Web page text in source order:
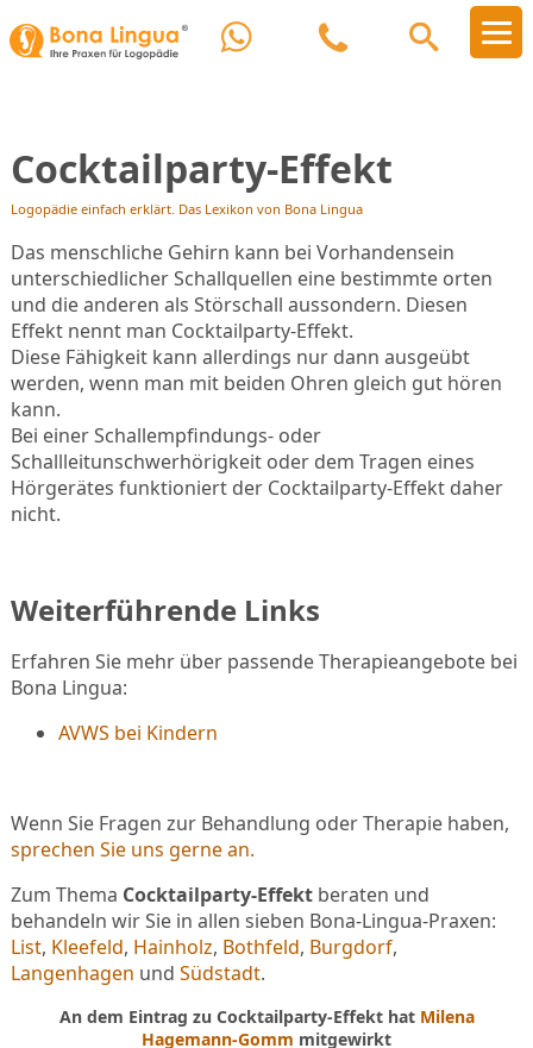
Cocktailparty-Effekt
Logopädie einfach erklärt. Das Lexikon von Bona Lingua
Das menschliche Gehirn kann bei Vorhandensein
unterschiedlicher Schallquellen eine bestimmte orten
und die anderen als Störschall aussondern. Diesen
Effekt nennt man Cocktailparty-Effekt.
Diese Fähigkeit kann allerdings nur dann ausgeübt
werden, wenn man mit beiden Ohren gleich gut hören
kann.
Bei einer Schallempfindungs- oder
Schallleitunschwerhörigkeit oder dem Tragen eines
Hörgerätes funktioniert der Cocktailparty-Effekt daher
nicht.
Weiterführende Links
Erfahren Sie mehr über passende Therapieangebote bei
Bona Lingua:
AVWS bei Kindern
Wenn Sie Fragen zur Behandlung oder Therapie haben,
sprechen Sie uns gerne an.
Zum Thema Cocktailparty-Effektberaten und
behandeln wir Sie in allen sieben Bona-Lingua-Praxen:
List, Kleefeld, Hainholz, Bothfeld, Burgdorf,
Langenhagen und Südstadt.
An dem Eintrag zu Cocktailparty-Effekt hat Milena
Hagemann-Gomm mitgewirkt